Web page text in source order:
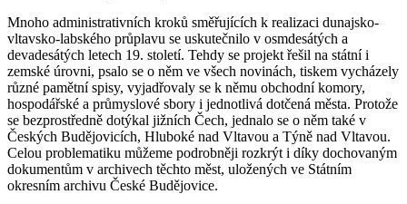
Mnoho administrativních kroků směřujících k realizaci dunajsko-
vltavsko-labského průplavu se uskutečnilo v osmdesátých a
devadesátých letech 19. století. Tehdy se projekt řešil na státní i
zemské úrovni, psalo se o něm ve všech novinách, tiskem vycházely
různé pamětní spisy, vyjadřovaly se k němu obchodní komory,
hospodářské a průmyslové sbory i jednotlivá dotčená města. Protože
se bezprostředně dotýkal jižních Čech, jednalo se o něm také v
Českých Budějovicích, Hluboké nad Vltavou a Týně nad Vltavou.
Celou problematiku můžeme podrobněji rozkrýt i díky dochovaným
dokumentům v archivech těchto měst, uložených ve Státním
okresním archivu České Budějovice.